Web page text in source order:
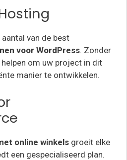
van de best
voor WordPress. Zonder
om uw project in dit
manier te ontwikkelen.
online winkels groeit elke
een gespecialiseerd plan.